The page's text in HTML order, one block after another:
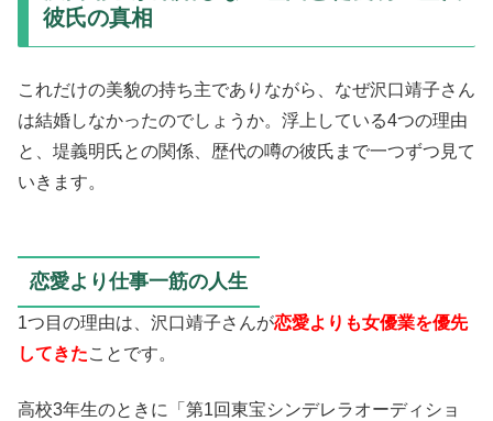
彼氏の真相
これだけの美貌の持ち主でありながら、なぜ沢口靖子さん
は結婚しなかったのでしょうか。浮上している4つの理由
と、堤義明氏との関係、歴代の噂の彼氏まで一つずつ見て
いきます。
恋愛より仕事一筋の人生
1つ目の理由は、沢口靖子さんが恋愛よりも女優業を優先
してきたことです。
高校3年生のときに「第1回東宝シンデレラオーディショ